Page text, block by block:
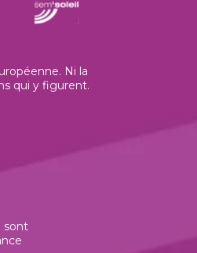
Ni la
qui y figurent.
sont